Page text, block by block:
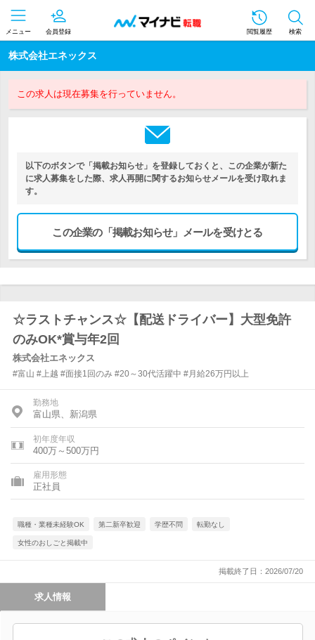
メニュー 会員登録 閲覧履歴 検索
株式会社エネックス
この求人は現在募集を行っていません。
以下のボタンで「掲載お知らせ」を登録しておくと、この企業が新た
に求人募集をした際、求人再開に関するお知らせメールを受け取れま
す。
この企業の「掲載お知らせ」メールを受けとる
☆ラストチャンス☆【配送ドライバー】大型免許
のみOK*賞与年2回
株式会社エネックス
#富山 #上越 #面接1回のみ #20～30代活躍中 #月給26万円以上
勤務地
富山県、新潟県
初年度年収
400万～500万円
雇用形態
正社員
職種・業種未経験OK 第二新卒歓迎 学歴不問 転勤なし
女性のおしごと掲載中
掲載終了日：2026/07/20
求人情報